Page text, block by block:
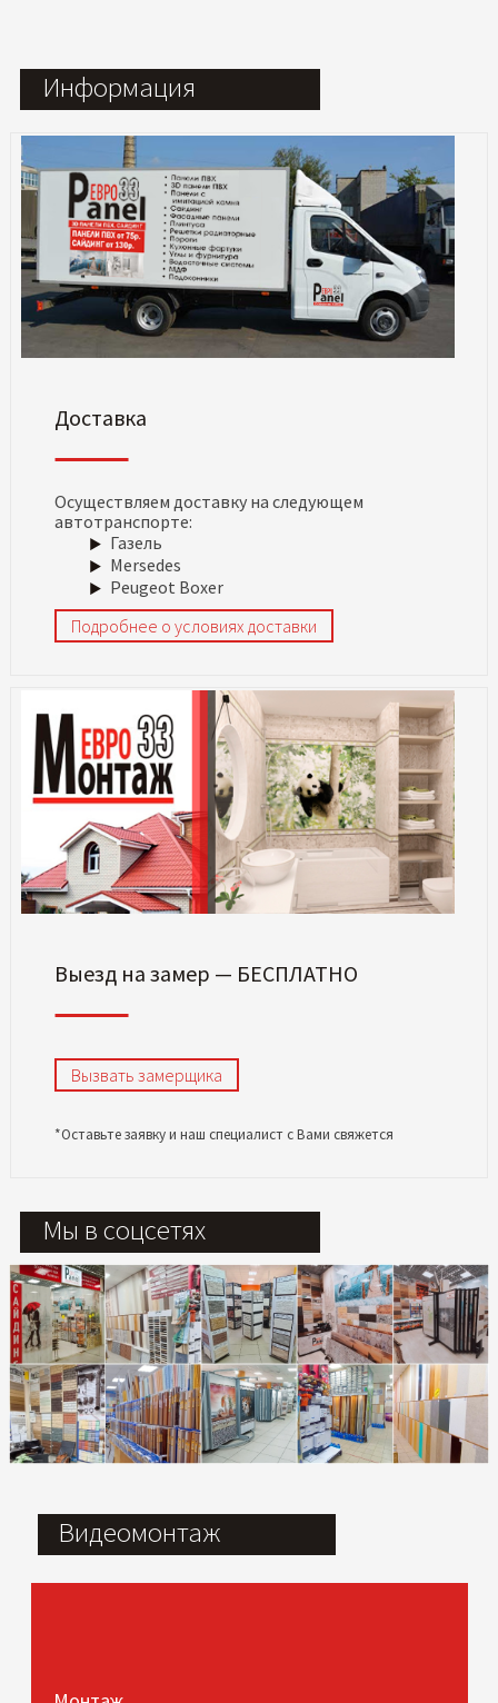
Информация
Доставка
Осуществляем доставку на следующем
автотранспорте:
Газель
Mersedes
Peugeot Boxer
Подробнее о условиях доставки
Выезд на замер — БЕСПЛАТНО
Вызвать замерщика
*Оставьте заявку и наш специалист с Вами свяжется
Мы в соцсетях
Видеомонтаж